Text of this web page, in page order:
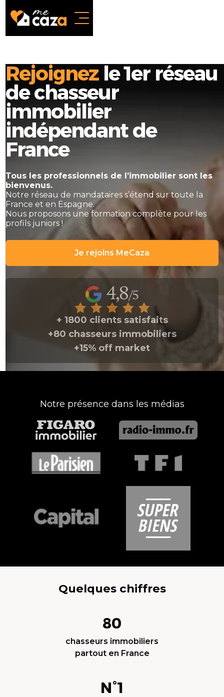
Rejoignezle 1er réseau
de chasseur
immobilier
indépendant de
France
Tous les professionnels de l’immobilier sont les
bienvenus.
Notre réseau de mandataires s’étend sur toute la
France et en Espagne.
Nous proposons une formation complète pour les
profils juniors !
Je rejoins MeCaza
+ 1800 clients satisfaits
+80 chasseurs immobiliers
+15% off market
Notre présence dans les médias
Quelques chiffres
80
chasseurs immobiliers
partout en France
N°1